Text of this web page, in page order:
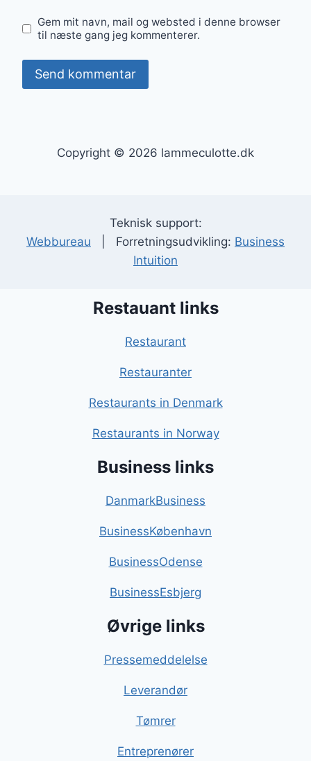
Gem mit navn, mail og websted i denne browser
til næste gang jeg kommenterer.
Copyright © 2026 lammeculotte.dk
Teknisk support:
Webbureau | Forretningsudvikling: Business
Intuition
Restauant links
Restaurant
Restauranter
Restaurants in Denmark
Restaurants in Norway
Business links
DanmarkBusiness
BusinessKøbenhavn
BusinessOdense
BusinessEsbjerg
Øvrige links
Pressemeddelelse
Leverandør
Tømrer
Entreprenører